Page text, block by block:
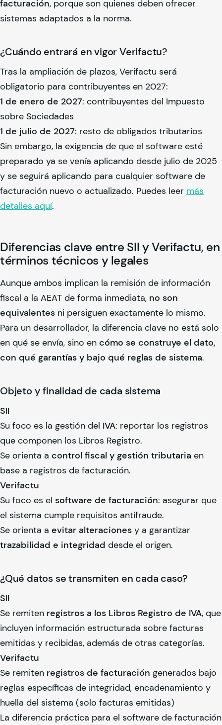
facturación, porque son quienes deben ofrecer
sistemas adaptados a la norma.
¿Cuándo entrará en vigor Verifactu?
Tras la ampliación de plazos, Verifactu será
obligatorio para contribuyentes en 2027:
1 de enero de 2027: contribuyentes del Impuesto
sobre Sociedades
1 de julio de 2027: resto de obligados tributarios
Sin embargo, la exigencia de que el software esté
preparado ya se venía aplicando desde julio de 2025
y se seguirá aplicando para cualquier software de
facturación nuevo o actualizado. Puedes leer más
detalles aquí.
Diferencias clave entre SII y Verifactu, en
términos técnicos y legales
Aunque ambos implican la remisión de información
fiscal a la AEAT de forma inmediata, no son
equivalentes ni persiguen exactamente lo mismo.
Para un desarrollador, la diferencia clave no está solo
en qué se envía, sino en cómo se construye el dato,
con qué garantías y bajo qué reglas de sistema.
Objeto y finalidad de cada sistema
SII
Su foco es la gestión del IVA: reportar los registros
que componen los Libros Registro.
Se orienta a control fiscal y gestión tributaria en
base a registros de facturación.
Verifactu
Su foco es el software de facturación: asegurar que
el sistema cumple requisitos antifraude.
Se orienta a evitar alteraciones y a garantizar
trazabilidad e integridad desde el origen.
¿Qué datos se transmiten en cada caso?
SII
Se remiten registros a los Libros Registro de IVA, que
incluyen información estructurada sobre facturas
emitidas y recibidas, además de otras categorías.
Verifactu
Se remiten registros de facturación generados bajo
reglas específicas de integridad, encadenamiento y
huella del sistema (solo facturas emitidas)
La diferencia práctica para el software de facturación